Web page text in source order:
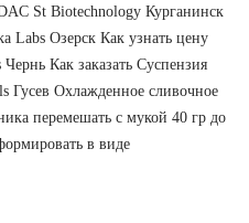
St Biotechnology Курганинск
Labs Озерск Как узнать цену
Как заказать Суспензия
Гусев Охлажденное сливочное
перемешать с мукой 40 гр до
в виде